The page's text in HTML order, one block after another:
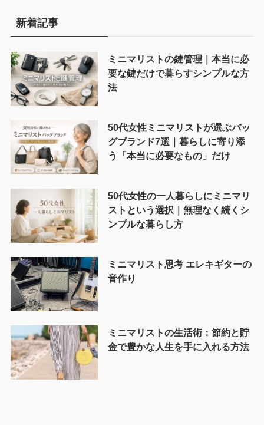
新着記事
ミニマリストの鍵管理｜本当に必
要な鍵だけで暮らすシンプルな方
法
50代女性ミニマリストが選ぶバッ
グブランド7選｜暮らしに寄り添
う「本当に必要なもの」だけ
50代女性の一人暮らしにミニマリ
ストという選択｜無理なく続くシ
ンプルな暮らし方
ミニマリスト思考 エレキギターの
音作り
ミニマリストの生活術：節約と貯
金で豊かな人生を手に入れる方法